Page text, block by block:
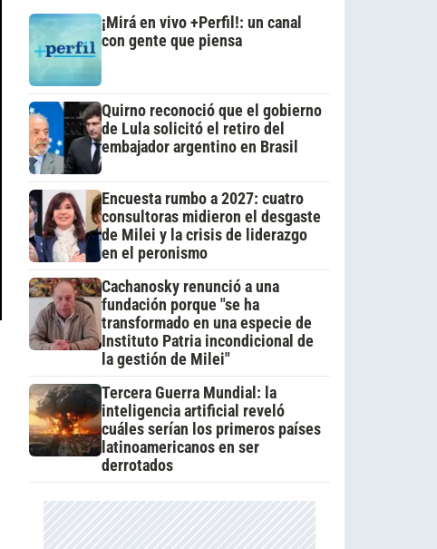
¡Mirá en vivo +Perfil!: un canal
con gente que piensa
Quirno reconoció que el gobierno
de Lula solicitó el retiro del
embajador argentino en Brasil
Encuesta rumbo a 2027: cuatro
consultoras midieron el desgaste
de Milei y la crisis de liderazgo
en el peronismo
Cachanosky renunció a una
fundación porque "se ha
transformado en una especie de
Instituto Patria incondicional de
la gestión de Milei"
Tercera Guerra Mundial: la
inteligencia artificial reveló
cuáles serían los primeros países
latinoamericanos en ser
derrotados